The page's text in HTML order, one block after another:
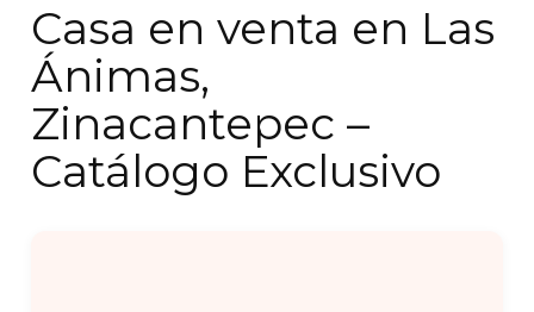
Casa en venta en Las
Ánimas,
Zinacantepec –
Catálogo Exclusivo